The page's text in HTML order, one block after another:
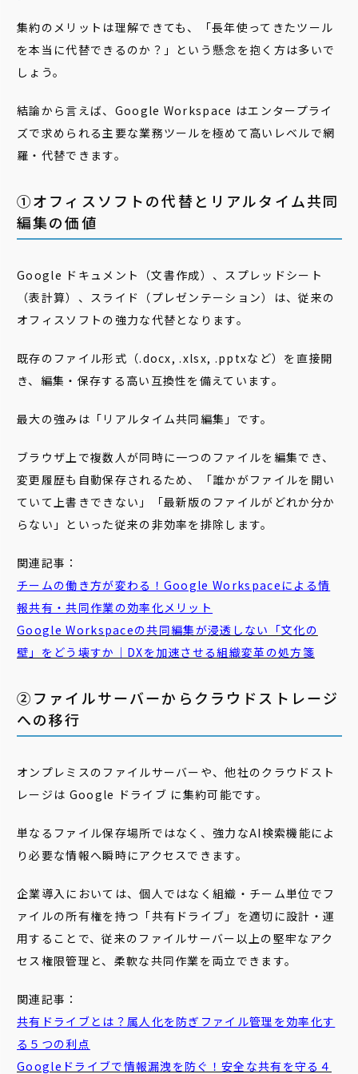
集約のメリットは理解できても、「長年使ってきたツール
を本当に代替できるのか？」という懸念を抱く方は多いで
しょう。
結論から言えば、Google Workspace はエンタープライ
ズで求められる主要な業務ツールを極めて高いレベルで網
羅・代替できます。
➀オフィスソフトの代替とリアルタイム共同
編集の価値
Google ドキュメント（文書作成）、スプレッドシート
（表計算）、スライド（プレゼンテーション）は、従来の
オフィスソフトの強力な代替となります。
既存のファイル形式（.docx, .xlsx, .pptxなど）を直接開
き、編集・保存する高い互換性を備えています。
最大の強みは「リアルタイム共同編集」です。
ブラウザ上で複数人が同時に一つのファイルを編集でき、
変更履歴も自動保存されるため、「誰かがファイルを開い
ていて上書きできない」「最新版のファイルがどれか分か
らない」といった従来の非効率を排除します。
関連記事：
チームの働き方が変わる！Google Workspaceによる情
報共有・共同作業の効率化メリット
Google Workspaceの共同編集が浸透しない「文化の
壁」をどう壊すか｜DXを加速させる組織変革の処方箋
②ファイルサーバーからクラウドストレージ
への移行
オンプレミスのファイルサーバーや、他社のクラウドスト
レージは Google ドライブ に集約可能です。
単なるファイル保存場所ではなく、強力なAI検索機能によ
り必要な情報へ瞬時にアクセスできます。
企業導入においては、個人ではなく組織・チーム単位でフ
ァイルの所有権を持つ「共有ドライブ」を適切に設計・運
用することで、従来のファイルサーバー以上の堅牢なアク
セス権限管理と、柔軟な共同作業を両立できます。
関連記事：
共有ドライブとは？属人化を防ぎファイル管理を効率化す
る５つの利点
Googleドライブで情報漏洩を防ぐ！安全な共有を守る４